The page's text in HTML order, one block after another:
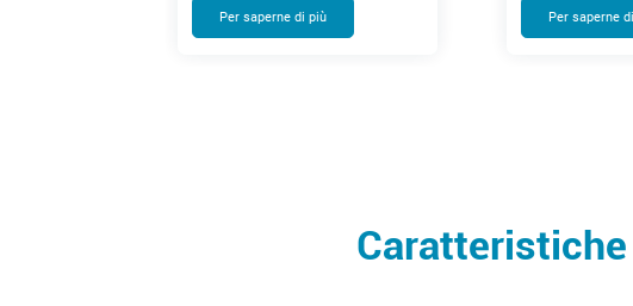
Per saperne di più Per saperne